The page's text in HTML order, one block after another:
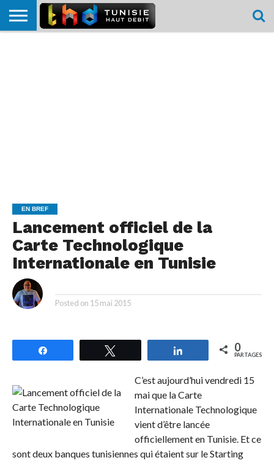
EN BREF
Lancement officiel de la
Carte Technologique
Internationale en Tunisie
Posted on 15 mai 2015
Partagez 0
PARTAGES
C’est aujourd’hui vendredi 15
mai que la Carte
Internationale Technologique
vient d’être lancée
officiellement en Tunisie. Et ce
sont deux banques tunisiennes qui étaient sur le Starting